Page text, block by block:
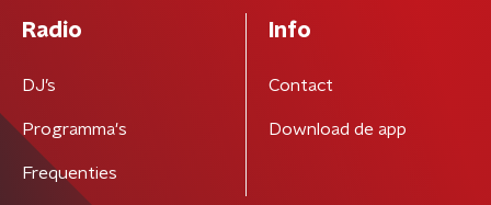
Radio
DJ’s
Programma's
Frequenties
Info
Contact
Download de app